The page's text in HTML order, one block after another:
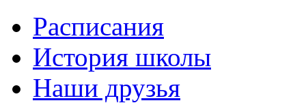
Расписания
История школы
Наши друзья